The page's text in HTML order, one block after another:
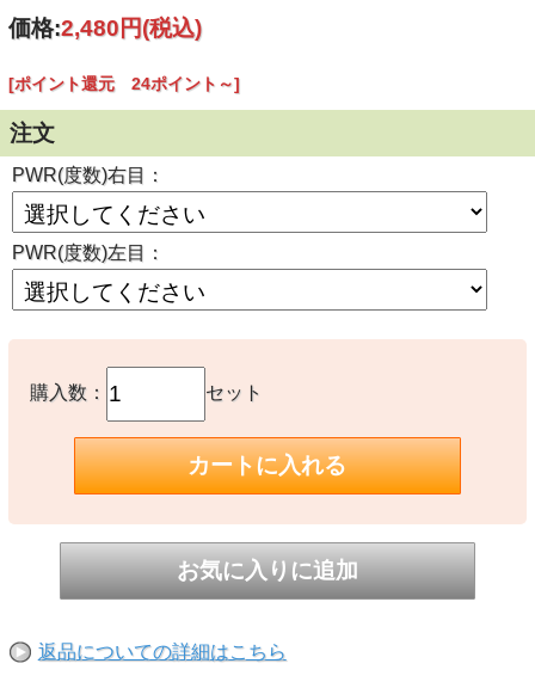
【瓶の開封と使用説明書について】
価格:2,480円(税込)
[ポイント還元 24ポイント～]
注文
PWR(度数)右目：
PWR(度数)左目：
購入数： セット
返品についての詳細はこちら